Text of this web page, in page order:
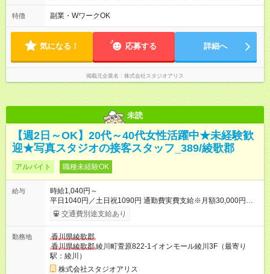
週2日～・1日4ｈ～OK ◆土日祝勤務できる方歓迎
特徴 副業・WワークOK
気になる！ 応募する 詳細へ
掲載元企業名 株式会社スタジオアリス
未読
【週2日～OK】20代～40代女性活躍中★未経験歓
迎★写真スタジオの接客スタッフ_389/綾歌郡
アルバイト 職種未経験OK
給与
時給1,040円～
平日1040円／土日祝1090円 通勤費実費支給※月額30,000円まで
■弊社の準社員へステップアップすると時給30円UP!!■ 準社員
とは… ・開店又は閉店作業が可能な方で1週間で24時間以上
格し、社内資格を有すると時給100円以上アップ！～ 【試用期
間】試用期間あり 試用期間の長さ：3ヶ月 雇用形態、給与は本
採用時と同じです。
交通費別途支給あり
勤務地
香川県綾歌郡
香川県綾歌郡綾川町萱原822-1イオンモール綾川3F（最寄り
駅：綾川）
株式会社スタジオアリス